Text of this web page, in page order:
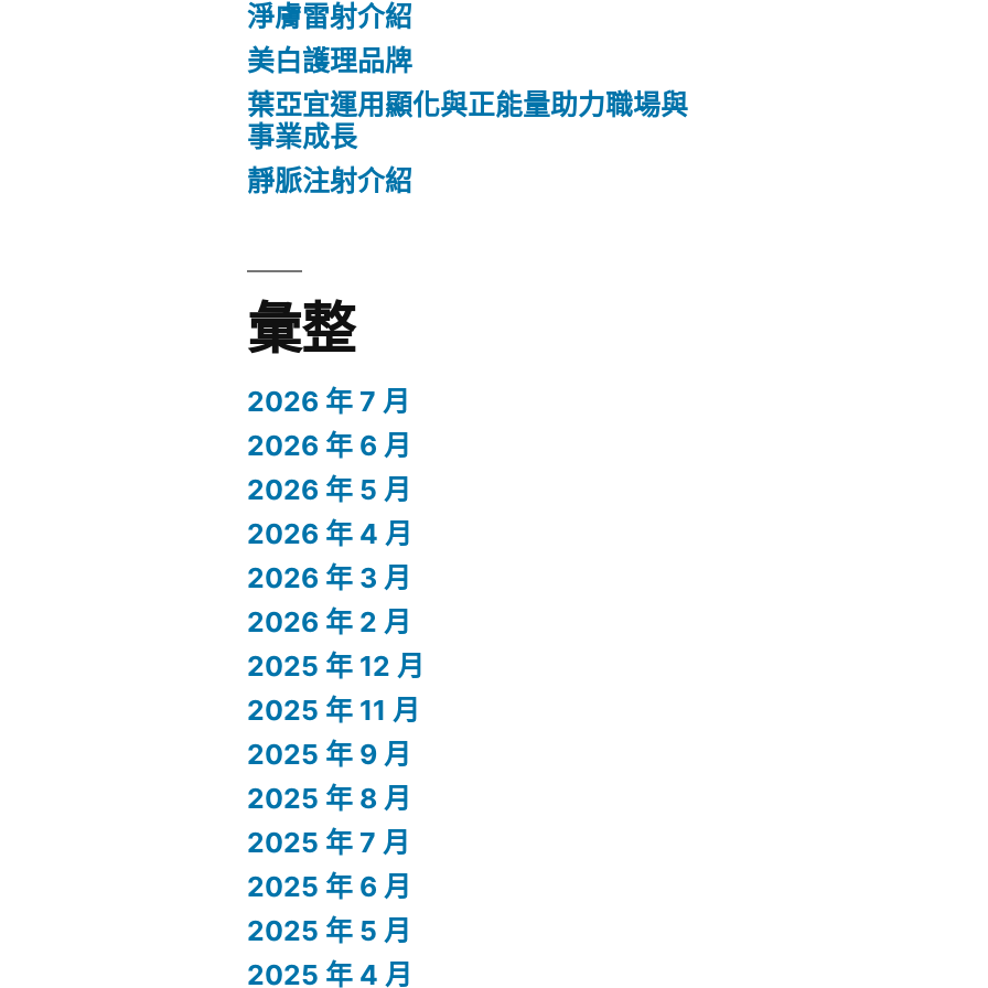
淨膚雷射介紹
美白護理品牌
葉亞宜運用顯化與正能量助力職場與
事業成長
靜脈注射介紹
彙整
2026 年 7 月
2026 年 6 月
2026 年 5 月
2026 年 4 月
2026 年 3 月
2026 年 2 月
2025 年 12 月
2025 年 11 月
2025 年 9 月
2025 年 8 月
2025 年 7 月
2025 年 6 月
2025 年 5 月
2025 年 4 月